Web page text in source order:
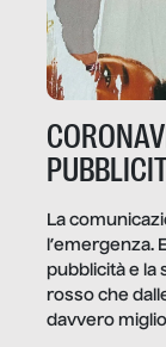
La
l’emergenza.
pubblicità e la
rosso che
davvero